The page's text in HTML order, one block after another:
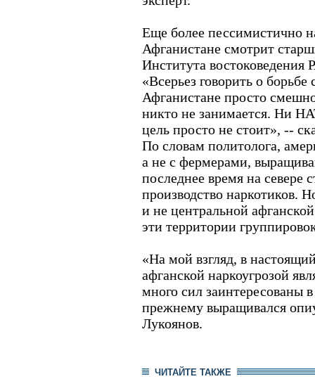
Еще более пессимистично
Афганистане смотрит
Института
«Всерьез говорить о
Афганистане просто
никто не занимается. Ни
цель просто не стоит», --
По словам политолога,
а не с фермерами,
последнее время на севере
производство наркотиков.
и не центральной
эти территории
«На мой взгляд, в
афганской наркоугрозой
много сил заинтересованы
прежнему выращивался
Лукоянов.
ЧИТАЙТЕ ТАКЖЕ